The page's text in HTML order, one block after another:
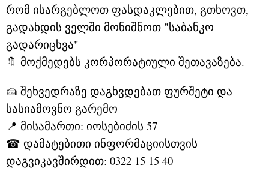
რომ ისარგებლოთ ფასდაკლებით, გთხოვთ,
გადახდის ველში მონიშნოთ "საბანკო
გადარიცხვა"
🔖 მოქმედებს კორპორატიული შეთავაზება.
🍰 შეხვედრაზე დაგხვდებათ ფურშეტი და
სასიამოვნო გარემო
📍 მისამართი: იოსებიძის 57
☎ დამატებითი ინფორმაციისთვის
დაგვიკავშირდით: 0322 15 15 40